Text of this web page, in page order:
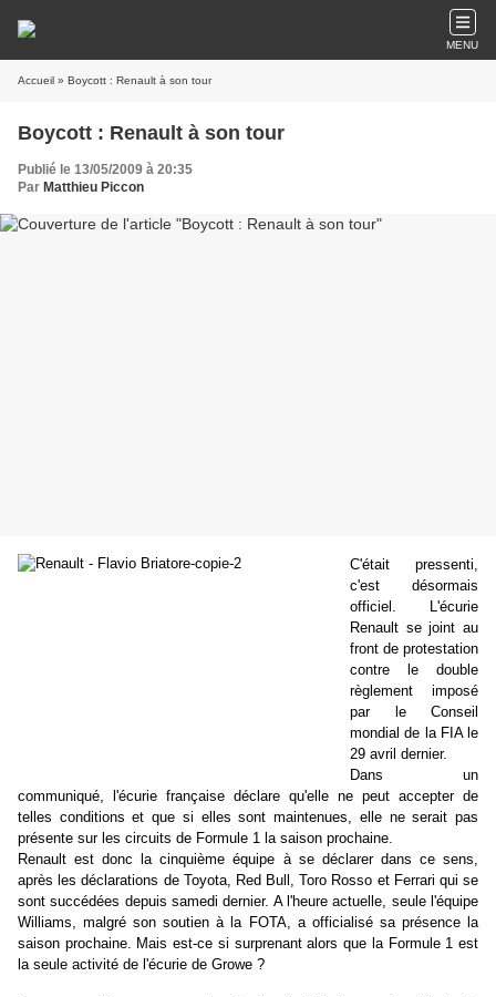
MENU
Accueil » Boycott : Renault à son tour
Boycott : Renault à son tour
Publié le 13/05/2009 à 20:35
Par Matthieu Piccon
C'était pressenti,
c'est désormais
officiel. L'écurie
Renault se joint au
front de protestation
contre le double
règlement imposé
par le Conseil
mondial de la FIA le
29 avril dernier.
Dans un
communiqué, l'écurie française déclare qu'elle ne peut accepter de
telles conditions et que si elles sont maintenues, elle ne serait pas
présente sur les circuits de Formule 1 la saison prochaine.
Renault est donc la cinquième équipe à se déclarer dans ce sens,
après les déclarations de Toyota, Red Bull, Toro Rosso et Ferrari qui se
sont succédées depuis samedi dernier. A l'heure actuelle, seule l'équipe
Williams, malgré son soutien à la FOTA, a officialisé sa présence la
saison prochaine. Mais est-ce si surprenant alors que la Formule 1 est
la seule activité de l'écurie de Growe ?